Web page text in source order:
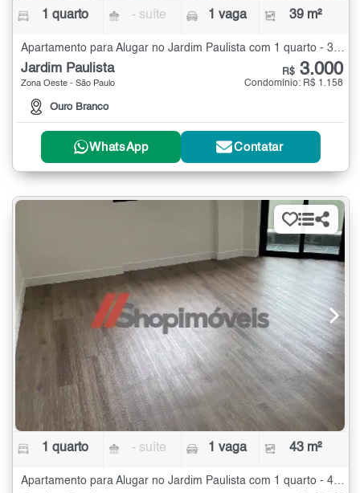
1 quarto - suíte 1 vaga 39 m²
Apartamento para Alugar no Jardim Paulista com 1 quarto - 39 m²
Jardim Paulista
Zona Oeste - São Paulo
Ouro Branco
R$ 3.000
Condomínio: R$ 1.158
WhatsApp Contatar
1 quarto - suíte 1 vaga 43 m²
Apartamento para Alugar no Jardim Paulista com 1 quarto - 43 m²